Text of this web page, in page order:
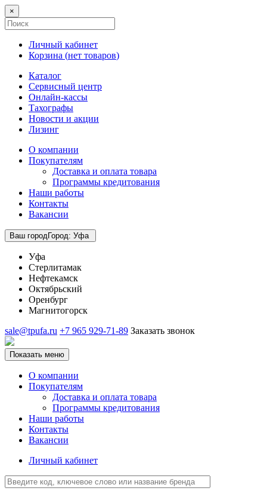
×
Личный кабинет
Корзина (нет товаров)
Каталог
Сервисный центр
Онлайн-кассы
Тахографы
Новости и акции
Лизинг
О компании
Покупателям
Доставка и оплата товара
Программы кредитования
Наши работы
Контакты
Вакансии
Ваш городГород: Уфа
Уфа
Стерлитамак
Нефтекамск
Октябрьский
Оренбург
Магнитогорск
sale@tpufa.ru +7 965 929-71-89 Заказать звонок
Показать меню
О компании
Покупателям
Доставка и оплата товара
Программы кредитования
Наши работы
Контакты
Вакансии
Личный кабинет